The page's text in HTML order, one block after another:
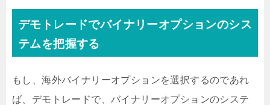
デモトレードでバイナリーオプションのシス
テムを把握する
もし、海外バイナリーオプションを選択するのであれ
ば、デモトレードで、バイナリーオプションのシステ